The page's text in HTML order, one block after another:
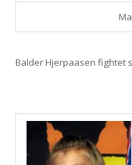
Balder Hjerpaasen fightet